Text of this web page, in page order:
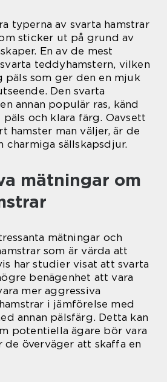
typerna av svarta hamstrar
sticker ut på grund av
En av de mest
teddyhamstern, vilken
päls som ger den en mjuk
Den svarta
annan populär ras, känd
päls och klara färg. Oavsett
hamster man väljer, är de
charmiga sällskapsdjur.
mätningar om
mätningar och
som är värda att
har studier visat att svarta
benägenhet att vara
mer aggressiva
i jämförelse med
annan pälsfärg. Detta kan
potentiella ägare bör vara
de överväger att skaffa en